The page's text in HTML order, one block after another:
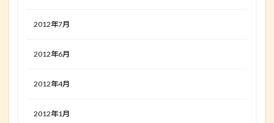
2012年7月
2012年6月
2012年4月
2012年1月